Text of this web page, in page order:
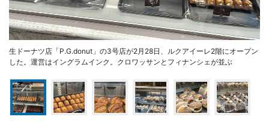
生ドーナツ店「P.G.donut」の3号店が2月28日、ルクアイーレ2階にオープン
した。運営はイングラムインク。クロワッサンとフィナンシェが並ぶ